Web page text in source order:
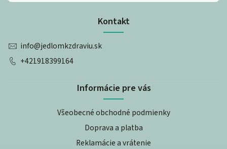
Kontakt
info@jedlomkzdraviu.sk
+421918399164
Informácie pre vás
Všeobecné obchodné podmienky
Doprava a platba
Reklamácie a vrátenie